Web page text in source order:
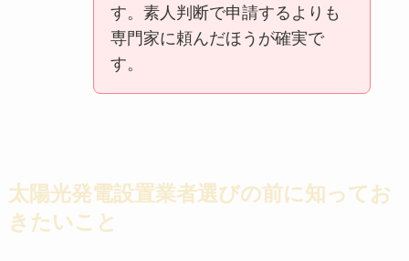
す。素人判断で申請するよりも
専門家に頼んだほうが確実で
す。
太陽光発電設置業者選びの前に知ってお
きたいこと